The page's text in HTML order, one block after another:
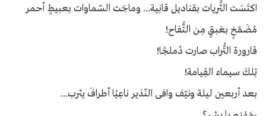
اكتَسَت الثُّريات بقناديل قانِية... وماجَت السّماوات بعبيطٍ أحمر
مُضَمّخٍ بعَبقٍ مِن التُّفاح!
قارورة التُّراب صارت دُملجًا!
تِلكَ سيماء القِيامة!
بعد أربعين ليلة ونيّف وافى النّذير ناعِيًا أطرافَ يثرب...